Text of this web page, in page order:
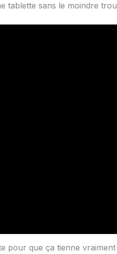
tablette sans le moindre trou
pour que ça tienne vraiment